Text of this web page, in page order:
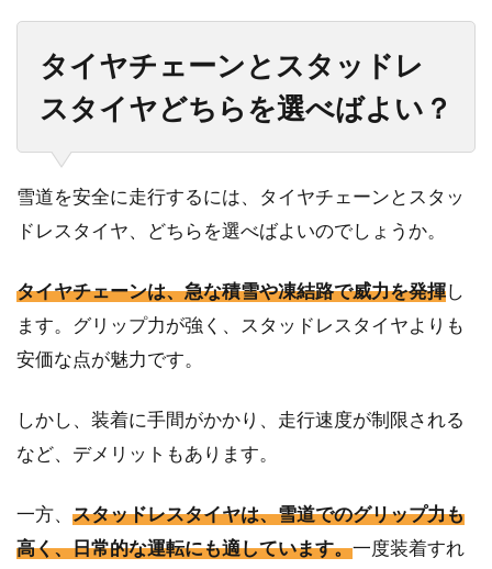
タイヤチェーンとスタッドレ
スタイヤどちらを選べばよい？
雪道を安全に走行するには、タイヤチェーンとスタッ
ドレスタイヤ、どちらを選べばよいのでしょうか。
タイヤチェーンは、急な積雪や凍結路で威力を発揮し
ます。グリップ力が強く、スタッドレスタイヤよりも
安価な点が魅力です。
しかし、装着に手間がかかり、走行速度が制限される
など、デメリットもあります。
一方、 スタッドレスタイヤは、雪道でのグリップ力も
高く、日常的な運転にも適しています。一度装着すれ